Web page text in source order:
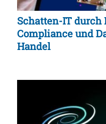
Schatten-IT durch
Compliance und
Handel